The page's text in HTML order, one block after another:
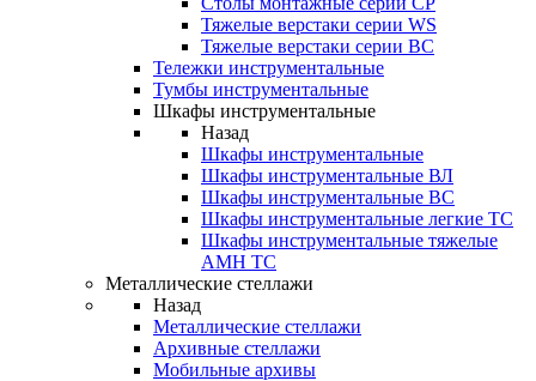
Тяжелые верстаки серии WS
Тяжелые верстаки серии ВС
Тележки инструментальные
Тумбы инструментальные
Шкафы инструментальные
Назад
Шкафы инструментальные
Шкафы инструментальные ВЛ
Шкафы инструментальные ВС
Шкафы инструментальные легкие ТС
Шкафы инструментальные тяжелые
AMH TC
Металлические стеллажи
Назад
Металлические стеллажи
Архивные стеллажи
Мобильные архивы